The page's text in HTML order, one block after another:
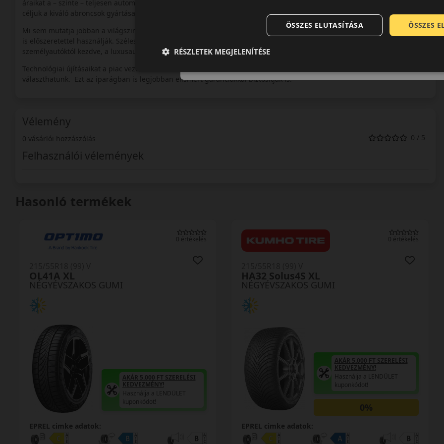
áraikat a – szinte – teljesen automatizált gyáraiknak köszönhetően tudják kínálni. Ők maguk is azt vallják, hogy kitűzött
céljuk a kiváló abroncsok gyártása, elérhető, alacsonyabb áron.
Mi sem mutatja jobban a világszintű elismertséget, mint az, hogy a márkát már Nyugat-Európában és Észak-Amerikában
is előszeretettel használják. Széles termékpalettájukon szinte minden járműhöz találunk téli-, illetve nyárigumikat is – a
személyautóktól kezdve, a luxusautókon át, egészen a teherautókig.
Technológiai újításaikat a piac vezérelte lehetőségekben látják, így teljesen megbízható, magas minőségű gumijaik közül
választhatunk. Ezt az iparágban is legjobban elismert garanciákkal biztosítják is.
Vélemény
0 vásárlói hozzászólás 0 / 5
Felhasználói vélemények
Hasonló termékek
0 értékelés
NÉGYÉVSZAKOS GUMI
N-Blue 4Season 2 XL
KEDVEZMÉNY!
Használja a LENDÜLET
kuponkódot!
EPREL cimke adatok:
0 értékelés
NÉGYÉVSZAKOS GUMI
Quatrac Pro+ FSL
AKÁR 5.000 FT SZERELÉSI
KEDVEZMÉNY!
Használja a LENDÜLET
kuponkódot!
EPREL cimke adatok:
ÖSSZES
ÖSSZES ELUTASÍTÁSA
RÉSZLETEK MEGJELENÍTÉSE